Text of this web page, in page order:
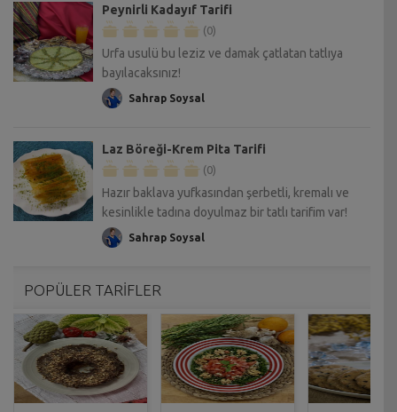
Peynirli Kadayıf Tarifi
(0)
Urfa usulü bu leziz ve damak çatlatan tatlıya
bayılacaksınız!
Sahrap Soysal
Laz Böreği-Krem Pita Tarifi
(0)
Hazır baklava yufkasından şerbetli, kremalı ve
kesinlikle tadına doyulmaz bir tatlı tarifim var!
Sahrap Soysal
POPÜLER TARİFLER